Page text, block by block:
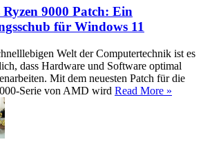
9000 Patch: Ein
für Windows 11
Welt der Computertechnik ist es
dass Hardware und Software optimal
Mit dem neuesten Patch für die
Serie von AMD wird Read More »